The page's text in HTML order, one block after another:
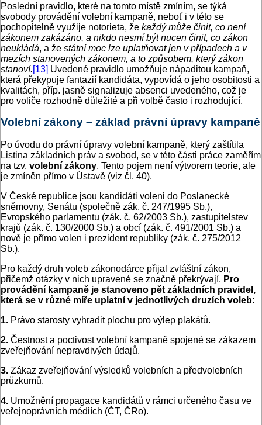
Poslední pravidlo, které na tomto místě zmíním, se týká
svobody provádění volební kampaně, neboť i v této se
pochopitelně využije notorieta, že každý může činit, co není
zákonem zakázáno, a nikdo nesmí být nucen činit, co zákon
neukládá, a že státní moc lze uplatňovat jen v případech a v
mezích stanovených zákonem, a to způsobem, který zákon
stanoví.[13] Uvedené pravidlo umožňuje nápaditou kampaň,
která překypuje fantazií kandidáta, vypovídá o jeho osobitosti a
kvalitách, příp. jasně signalizuje absenci uvedeného, což je
pro voliče rozhodně důležité a při volbě často i rozhodující.
Volební zákony – základ právní úpravy kampaně
Po úvodu do právní úpravy volební kampaně, který zaštítila
Listina základních práv a svobod, se v této části práce zaměřím
na tzv. volební zákony. Tento pojem není výtvorem teorie, ale
je zmíněn přímo v Ústavě (viz čl. 40).
V České republice jsou kandidáti voleni do Poslanecké
sněmovny, Senátu (společně zák. č. 247/1995 Sb.),
Evropského parlamentu (zák. č. 62/2003 Sb.), zastupitelstev
krajů (zák. č. 130/2000 Sb.) a obcí (zák. č. 491/2001 Sb.) a
nově je přímo volen i prezident republiky (zák. č. 275/2012
Sb.).
Pro každý druh voleb zákonodárce přijal zvláštní zákon,
přičemž otázky v nich upravené se značně překrývají. Pro
provádění kampaně je stanoveno pět základních pravidel,
která se v různé míře uplatní v jednotlivých druzích voleb:
1. Právo starosty vyhradit plochu pro výlep plakátů.
2. Čestnost a poctivost volební kampaně spojené se zákazem
zveřejňování nepravdivých údajů.
3. Zákaz zveřejňování výsledků volebních a předvolebních
průzkumů.
4. Umožnění propagace kandidátů v rámci určeného času ve
veřejnoprávních médiích (ČT, ČRo).